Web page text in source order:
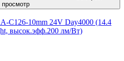
просмотр
C126-10mm 24V Day4000 (14.4
высок.эфф.200 лм/Вт)